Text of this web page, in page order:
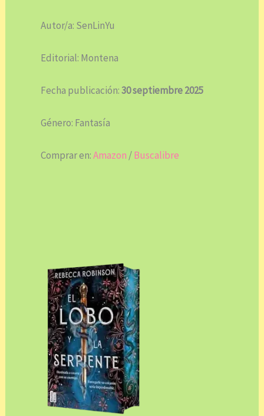
Autor/a: SenLinYu
Editorial: Montena
Fecha publicación:30 septiembre 2025
Género: Fantasía
Comprar en:Amazon/Buscalibre